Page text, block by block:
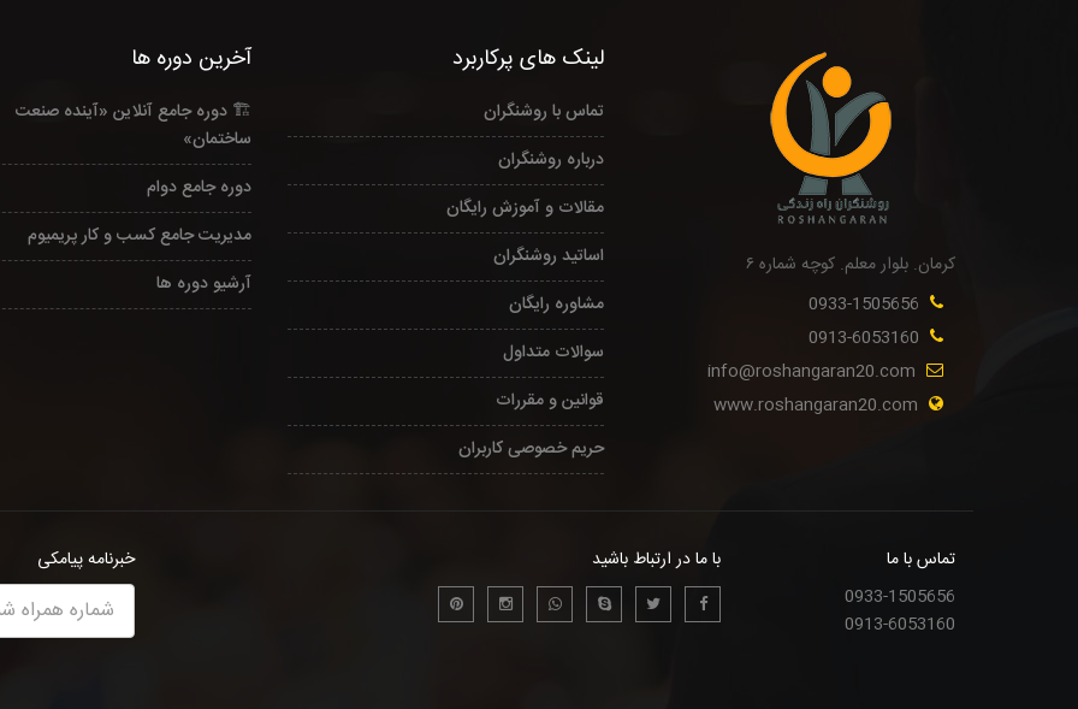
کرمان. بلوار معلم. کوچه شماره ۶
0933-1505656
0913-6053160
info@roshangaran20.com
www.roshangaran20.com
لینک های پرکاربرد
تماس با روشنگران
درباره روشنگران
مقالات و آموزش رایگان
اساتید روشنگران
مشاوره رایگان
سوالات متداول
قوانین و مقررات
حریم خصوصی کاربران
آخرین دوره ها
🏗️ دوره جامع آنلاین «آینده صنعت
ساختمان»
دوره جامع دوام
مدیریت جامع کسب و کار پریمیوم
آرشیو دوره ها
تماس با ما
0933-1505656
0913-6053160
با ما در ارتباط باشید خبرنامه پیامکی